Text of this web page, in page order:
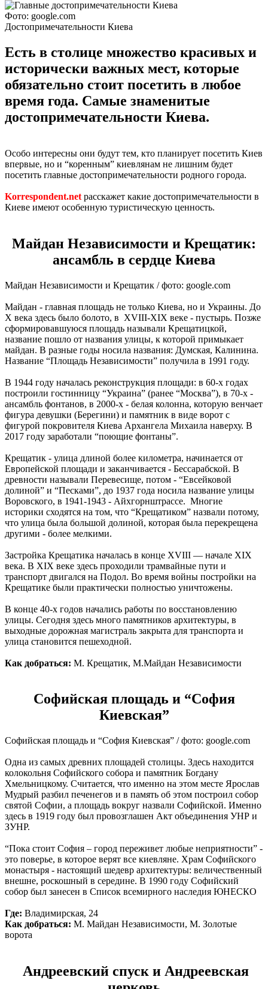
Фото: google.com
Достопримечательности Киева
Есть в столице множество красивых и
исторически важных мест, которые
обязательно стоит посетить в любое
время года. Самые знаменитые
достопримечательности Киева.
Особо интересны они будут тем, кто планирует посетить Киев
впервые, но и “коренным” киевлянам не лишним будет
посетить главные достопримечательности родного города.
Korrespondent.net расскажет какие достопримечательности в
Киеве имеют особенную туристическую ценность.
Майдан Независимости и Крещатик:
ансамбль в сердце Киева
Майдан Независимости и Крещатик / фото: google.com
Майдан - главная площадь не только Киева, но и Украины. До
Х века здесь было болото, в XVIII-XIX веке - пустырь. Позже
сформировавшуюся площадь называли Крещатицкой,
название пошло от названия улицы, к которой примыкает
майдан. В разные годы носила названия: Думская, Калинина.
Название “Площадь Независимости” получила в 1991 году.
В 1944 году началась реконструкция площади: в 60-х годах
построили гостинницу “Украина” (ранее “Москва”), в 70-х -
ансамбль фонтанов, в 2000-х - белая колонна, которую венчает
фигура девушки (Берегини) и памятник в виде ворот с
фигурой покровителя Киева Архангела Михаила наверху. В
2017 году заработали “поющие фонтаны”.
Крещатик - улица длиной более километра, начинается от
Европейской площади и заканчивается - Бессарабской. В
древности называли Перевесище, потом - “Евсейковой
долиной” и “Песками”, до 1937 года носила название улицы
Воровского, в 1941-1943 - Айхгорнштрассе. Многие
историки сходятся на том, что “Крещатиком” назвали потому,
что улица была большой долиной, которая была перекрещена
другими - более мелкими.
Застройка Крещатика началась в конце XVIII — начале XIX
века. В XIX веке здесь проходили трамвайные пути и
транспорт двигался на Подол. Во время войны постройки на
Крещатике были практически полностью уничтожены.
В конце 40-х годов начались работы по восстановлению
улицы. Сегодня здесь много памятников архитектуры, в
выходные дорожная магистраль закрыта для транспорта и
улица становится пешеходной.
Как добраться: М. Крещатик, М.Майдан Независимости
Софийская площадь и “София
Киевская”
Софийская площадь и “София Киевская” / фото: google.com
Одна из самых древних площадей столицы. Здесь находится
колокольня Софийского собора и памятник Богдану
Хмельницкому. Считается, что именно на этом месте Ярослав
Мудрый разбил печенегов и в память об этом построил собор
святой Софии, а площадь вокруг назвали Софийской. Именно
здесь в 1919 году был провозглашен Акт объединения УНР и
ЗУНР.
“Пока стоит София – город переживет любые неприятности” -
это поверье, в которое верят все киевляне. Храм Софийского
монастыря - настоящий шедевр архитектуры: величественный
внешне, роскошный в середине. В 1990 году Софийский
собор был занесен в Список всемирного наследия ЮНЕСКО
Где: Владимирская, 24
Как добраться: М. Майдан Независимости, М. Золотые
ворота
Андреевский спуск и Андреевская